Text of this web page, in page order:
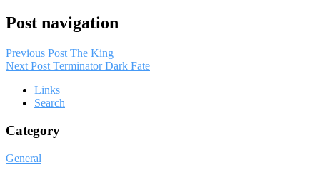
Post navigation
Previous Post The King
Next Post Terminator Dark Fate
Links
Search
Category
General